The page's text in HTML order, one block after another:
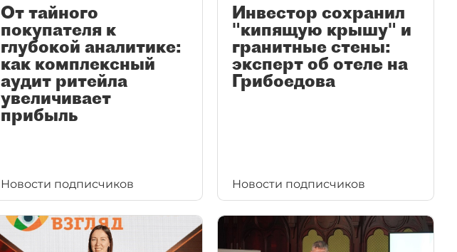
От тайного
покупателя к
глубокой аналитике:
как комплексный
аудит ритейла
увеличивает
прибыль
Новости подписчиков
Инвестор сохранил
"кипящую крышу" и
гранитные стены:
эксперт об отеле на
Грибоедова
Новости подписчиков